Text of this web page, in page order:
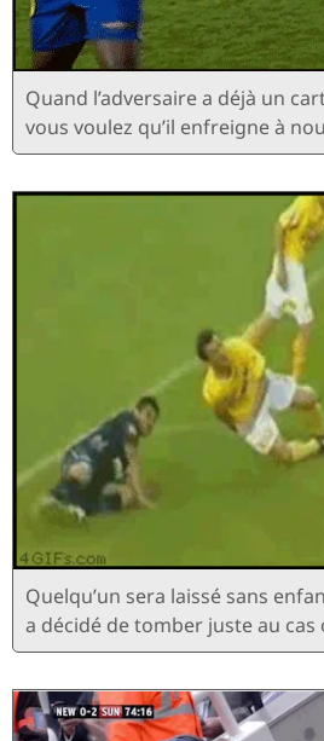
Quand l’adversaire a déjà un
vous voulez qu’il enfreigne à
Quelqu’un sera laissé sans
a décidé de tomber juste au cas